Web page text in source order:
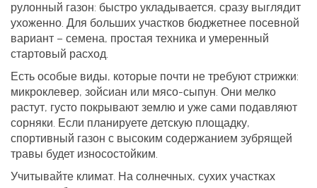
рулонный газон: быстро укладывается, сразу выглядит
ухоженно. Для больших участков бюджетнее посевной
вариант – семена, простая техника и умеренный
стартовый расход.
Есть особые виды, которые почти не требуют стрижки:
микроклевер, зойсиан или мясо-сыпун. Они мелко
растут, густо покрывают землю и уже сами подавляют
сорняки. Если планируете детскую площадку,
спортивный газон с высоким содержанием зубрящей
травы будет износостойким.
Учитывайте климат. На солнечных, сухих участках